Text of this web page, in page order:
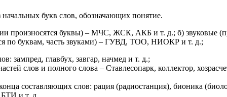
букв слов, обозначающих понятие.
произносятся буквы) – МЧС, ЖСК, АКБ и т. д.; б)
по буквам, часть звуками) – ГУВД, ТОО, НИОКР и т. д.;
зампред, главбух, завгар, начмед и т. д.;
слов и полного слова – Ставлесопарк, коллектор,
составляющих слов: рация (радиостанция), бионика